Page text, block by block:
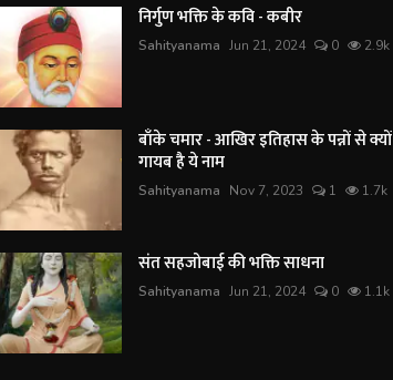
निर्गुण भक्ति के कवि - कबीर
Sahityanama Jun 21, 2024 0 2.9k
बाँके चमार - आखिर इतिहास के पन्नों से क्यों
गायब है ये नाम
Sahityanama Nov 7, 2023 1 1.7k
संत सहजोबाई की भक्ति साधना
Sahityanama Jun 21, 2024 0 1.1k